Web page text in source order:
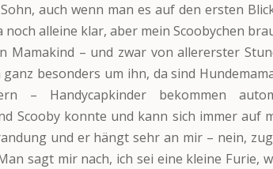
auch wenn man es auf den ersten
noch alleine klar, aber mein Scoobychen
Mamakind – und zwar von allererster
ganz besonders um ihn, da sind
– Handycapkinder bekommen
Scooby konnte und kann sich immer auf
und er hängt sehr an mir – nein,
sagt mir nach, ich sei eine kleine Furie,